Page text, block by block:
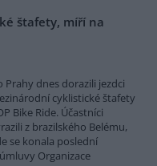
štafety, míří na
Prahy dnes dorazili jezdci
cyklistické štafety
Bike Ride. Účastníci
z brazilského Belému,
se konala poslední
Organizace